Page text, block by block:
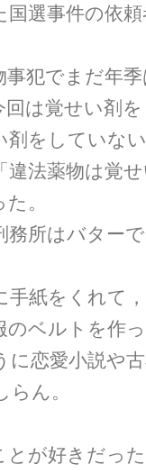
選事件の依頼
犯でまだ年季
は覚せい剤
をしていな
法薬物は覚
。
務所はバター
紙をくれて，
ベルトを作
恋愛小説や
ん。
が好きだった